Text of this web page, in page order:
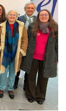
croisé
Erasmus
l'éducation
la France…